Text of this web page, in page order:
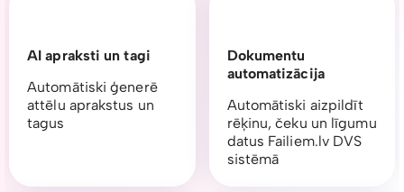
AI apraksti un tagi
Automātiski ģenerē
attēlu aprakstus un
tagus
Dokumentu
automatizācija
Automātiski aizpildīt
rēķinu, čeku un līgumu
datus Failiem.lv DVS
sistēmā